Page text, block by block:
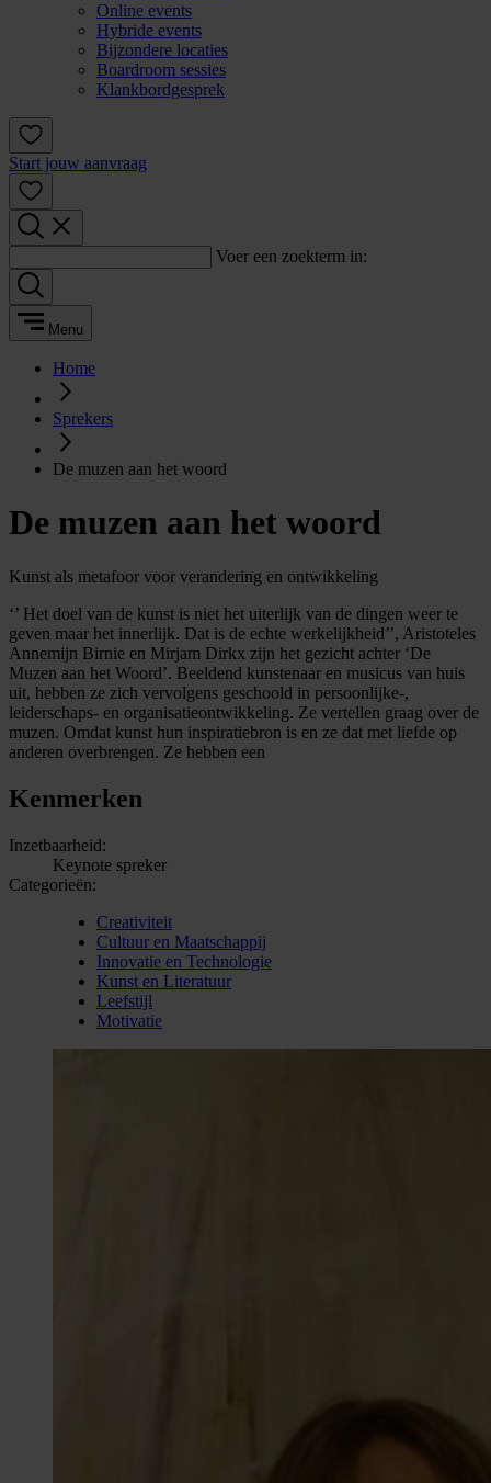
Online events
Hybride events
Bijzondere locaties
Boardroom sessies
Klankbordgesprek
Start jouw aanvraag
Voer een zoekterm in:
Menu
Home
Sprekers
De muzen aan het woord
De muzen aan het woord
Kunst als metafoor voor verandering en ontwikkeling
‘’ Het doel van de kunst is niet het uiterlijk van de dingen weer te
geven maar het innerlijk. Dat is de echte werkelijkheid’’, Aristoteles
Annemijn Birnie en Mirjam Dirkx zijn het gezicht achter ‘De
Muzen aan het Woord’. Beeldend kunstenaar en musicus van huis
uit, hebben ze zich vervolgens geschoold in persoonlijke-,
leiderschaps- en organisatieontwikkeling. Ze vertellen graag over de
muzen. Omdat kunst hun inspiratiebron is en ze dat met liefde op
anderen overbrengen. Ze hebben een
Kenmerken
Inzetbaarheid:
Keynote spreker
Categorieën:
Creativiteit
Cultuur en Maatschappij
Innovatie en Technologie
Kunst en Literatuur
Leefstijl
Motivatie